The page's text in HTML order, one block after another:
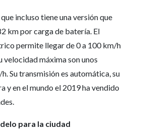
incluso tiene una versión que
km por carga de batería. El
permite llegar de 0 a 100 km/h
velocidad máxima son unos
Su transmisión es automática, su
y en el mundo el 2019 ha vendido
para la ciudad